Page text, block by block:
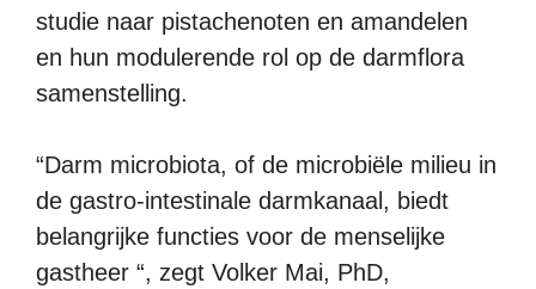
studie naar pistachenoten en amandelen
en hun modulerende rol op de darmflora
samenstelling.
“Darm microbiota, of de microbiële milieu in
de gastro-intestinale darmkanaal, biedt
belangrijke functies voor de menselijke
gastheer “, zegt Volker Mai, PhD,